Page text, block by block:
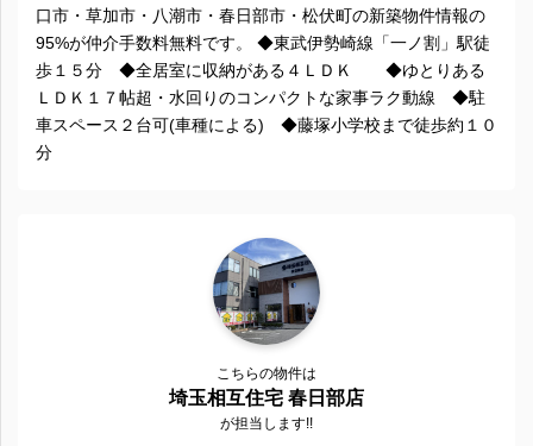
口市・草加市・八潮市・春日部市・松伏町の新築物件情報の
95%が仲介手数料無料です。 ◆東武伊勢崎線「一ノ割」駅徒
歩１５分 ◆全居室に収納がある４ＬＤＫ ◆ゆとりある
ＬＤＫ１７帖超・水回りのコンパクトな家事ラク動線 ◆駐
車スペース２台可(車種による) ◆藤塚小学校まで徒歩約１０
分
こちらの物件は
埼玉相互住宅 春日部店
が担当します!!